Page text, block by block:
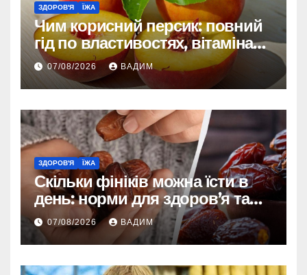
ЗДОРОВ'Я ЇЖА
Чим корисний персик: повний
гід по властивостях, вітамінах і
впливі на організм
07/08/2026 ВАДИМ
ЗДОРОВ'Я ЇЖА
Скільки фініків можна їсти в
день: норми для здоров’я та
енергії
07/08/2026 ВАДИМ